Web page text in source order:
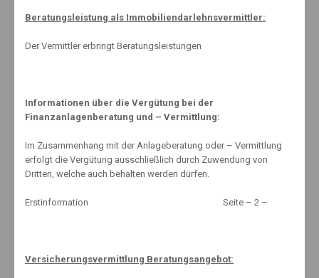
Rentenerhöhung – Im Juli steigen die Renten!
2. Dezember 2014
Streiten ist teuer
Beratungsleistung als Immobiliendarlehnsvermittler:
Der Vermittler erbringt Beratungsleistungen
Informationen über die Vergütung bei der
Finanzanlagenberatung und – Vermittlung:
Im Zusammenhang mit der Anlageberatung oder – Vermittlung
erfolgt die Vergütung ausschließlich durch Zuwendung von
Dritten, welche auch behalten werden dürfen.
Erstinformation Seite – 2 –
Versicherungsvermittlung Beratungsangebot: